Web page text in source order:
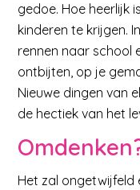
gedoe. Hoe heerlijk
kinderen te krijgen.
rennen naar school
ontbijten, op je
Nieuwe dingen van
de hectiek van het
Het zal ongetwijfeld